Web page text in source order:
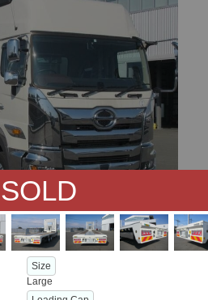
SOLD
Size
Large